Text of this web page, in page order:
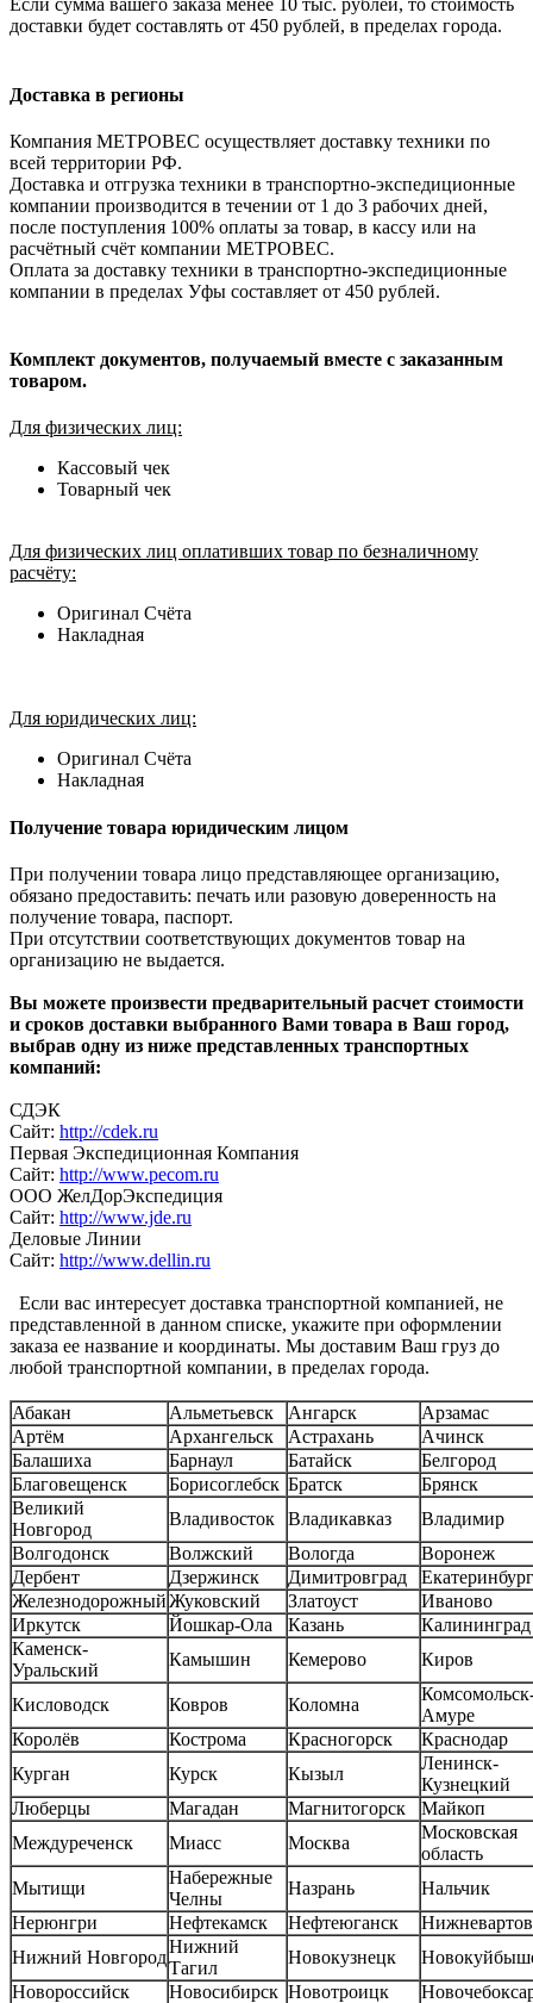
Если сумма вашего заказа менее 10 тыс. рублей, то стоимость
доставки будет составлять от 450 рублей, в пределах города.
Доставка в регионы
Компания МЕТРОВЕС осуществляет доставку техники по
всей территории РФ.
Доставка и отгрузка техники в транспортно-экспедиционные
компании производится в течении от 1 до 3 рабочих дней,
после поступления 100% оплаты за товар, в кассу или на
расчётный счёт компании МЕТРОВЕС.
Оплата за доставку техники в транспортно-экспедиционные
компании в пределах Уфы составляет от 450 рублей.
Комплект документов, получаемый вместе с заказанным
товаром.
Для физических лиц:
Кассовый чек
Товарный чек
Для физических лиц оплативших товар по безналичному
расчёту:
Оригинал Счёта
Накладная
Для юридических лиц:
Оригинал Счёта
Накладная
Получение товара юридическим лицом
При получении товара лицо представляющее организацию,
обязано предоставить: печать или разовую доверенность на
получение товара, паспорт.
При отсутствии соответствующих документов товар на
организацию не выдается.
Вы можете произвести предварительный расчет стоимости
и сроков доставки выбранного Вами товара в Ваш город,
выбрав одну из ниже представленных транспортных
компаний:
СДЭК
Сайт: http://cdek.ru
Первая Экспедиционная Компания
Сайт: http://www.pecom.ru
ООО ЖелДорЭкспедиция
Сайт: http://www.jde.ru
Деловые Линии
Сайт: http://www.dellin.ru
Если вас интересует доставка транспортной компанией, не
представленной в данном списке, укажите при оформлении
заказа ее название и координаты. Мы доставим Ваш груз до
любой транспортной компании, в пределах города.
Абакан Альметьевск Ангарск
Арзамас
Артём
Архангельск Астрахань
Ачинск
Балашиха
Барнаул Батайск
Белгород
Благовещенск
Борисоглебск Братск
Брянск
Великий
Новгород
Владивосток Владикавказ
Владимир
Волгодонск
Волжский Вологда
Воронеж
Дербент
Дзержинск Димитровград
Екатеринбург
ЖелезнодорожныйЖуковский Златоуст
Иваново
Иркутск
Йошкар-Ола Казань
Калининград
Каменск-
Уральский
Камышин Кемерово Киров
Кисловодск Ковров Коломна
Амуре
Королёв
Кострома Красногорск
Краснодар
Курган
Курск Кызыл
Ленинск-
Кузнецкий
Люберцы
Магадан Магнитогорск
Майкоп
Междуреченск
Миасс Москва
Московская
область
Мытищи
Набережные
Челны
Назрань
Нальчик
Нерюнгри
Нефтекамск Нефтеюганск
Нижний Новгород
Нижний
Тагил
Новокузнецк
Новороссийск
Новосибирск Новотроицк